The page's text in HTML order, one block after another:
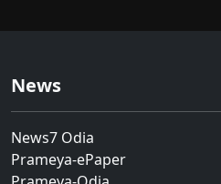
News
News7 Odia
Prameya-ePaper